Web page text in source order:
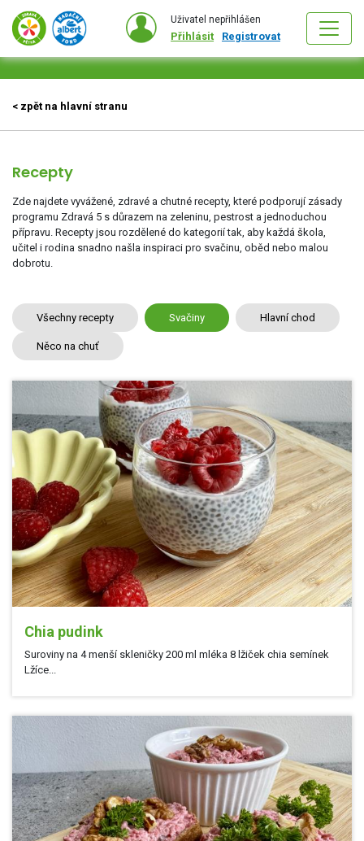
Uživatel nepřihlášen
Přihlásit Registrovat
< zpět na hlavní stranu
Recepty
Zde najdete vyvážené, zdravé a chutné recepty, které podporují zásady
programu Zdravá 5 s důrazem na zeleninu, pestrost a jednoduchou
přípravu. Recepty jsou rozdělené do kategorií tak, aby každá škola,
učitel i rodina snadno našla inspiraci pro svačinu, oběd nebo malou
dobrotu.
Všechny recepty Svačiny Hlavní chod
Něco na chuť
Chia pudink
Suroviny na 4 menší skleničky 200 ml mléka 8 lžiček chia semínek
Lžíce...